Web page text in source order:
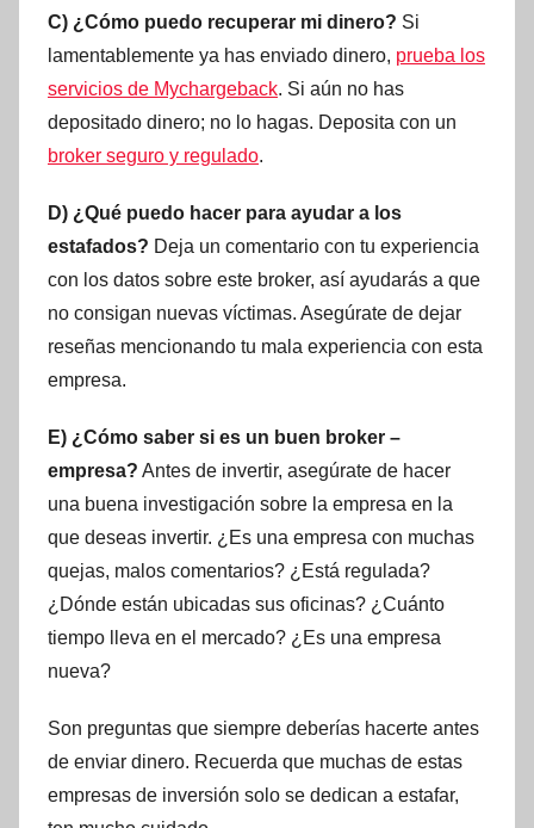
C) ¿Cómo puedo recuperar mi dinero? Si
lamentablemente ya has enviado dinero, prueba los
servicios de Mychargeback. Si aún no has
depositado dinero; no lo hagas. Deposita con un
broker seguro y regulado.
D) ¿Qué puedo hacer para ayudar a los
estafados? Deja un comentario con tu experiencia
con los datos sobre este broker, así ayudarás a que
no consigan nuevas víctimas. Asegúrate de dejar
reseñas mencionando tu mala experiencia con esta
empresa.
E) ¿Cómo saber si es un buen broker –
empresa? Antes de invertir, asegúrate de hacer
una buena investigación sobre la empresa en la
que deseas invertir. ¿Es una empresa con muchas
quejas, malos comentarios? ¿Está regulada?
¿Dónde están ubicadas sus oficinas? ¿Cuánto
tiempo lleva en el mercado? ¿Es una empresa
nueva?
Son preguntas que siempre deberías hacerte antes
de enviar dinero. Recuerda que muchas de estas
empresas de inversión solo se dedican a estafar,